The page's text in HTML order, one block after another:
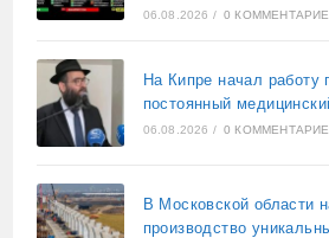
06.08.2026 / 0
На Кипре начал работу
постоянный
06.08.2026 / 0
В Московской области
производство